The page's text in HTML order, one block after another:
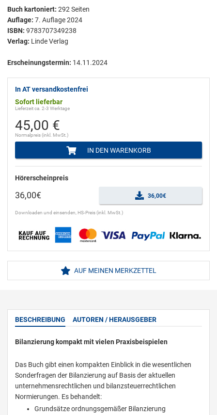
Buch kartoniert: 292 Seiten
Auflage: 7. Auflage 2024
ISBN: 9783707349238
Verlag: Linde Verlag
Erscheinungstermin: 14.11.2024
In AT versandkostenfrei
Sofort lieferbar
Lieferzeit ca. 2-3 Werktage
45,00 €
Normalpreis (inkl. MwSt.)
IN DEN WARENKORB
Hörerscheinpreis
36,00€ 36,00€
Downloaden und einsenden, HS-Preis (inkl. MwSt.)
AUF MEINEN MERKZETTEL
BESCHREIBUNG AUTOREN / HERAUSGEBER
Bilanzierung kompakt mit vielen Praxisbeispielen
Das Buch gibt einen kompakten Einblick in die wesentlichen
Sonderfragen der Bilanzierung auf Basis der aktuellen
unternehmensrechtlichen und bilanzsteuerrechtlichen
Normierungen. Es behandelt:
Grundsätze ordnungsgemäßer Bilanzierung